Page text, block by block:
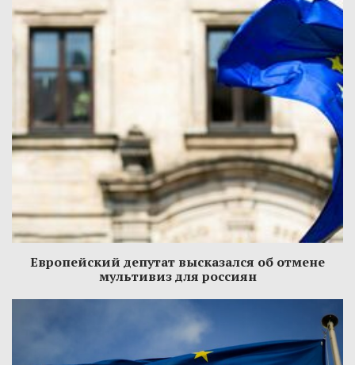
Европейский депутат высказался об отмене
мультивиз для россиян